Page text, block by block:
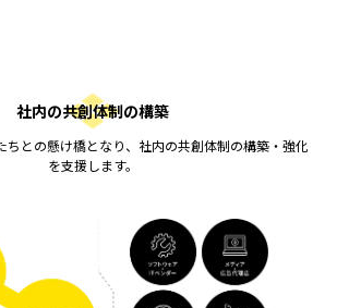
社内の共創体制の構築
ちとの懸け橋となり、社内の共創体制の構築・強化
を支援します。